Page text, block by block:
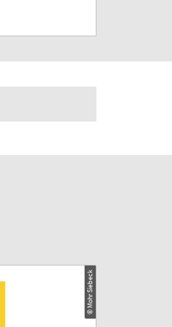
© Mohr Siebeck